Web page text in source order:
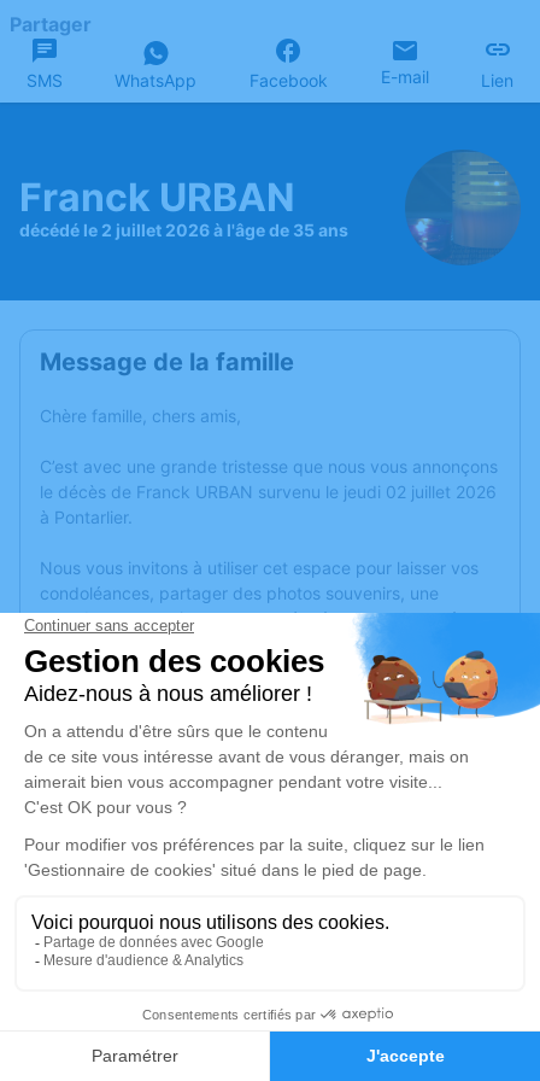
Faire-part Hommages
Partager
SMS WhatsApp Facebook E-mail Lien
Franck URBAN
décédé le 2 juillet 2026 à l'âge de 35 ans
Message de la famille
Chère famille, chers amis,
C’est avec une grande tristesse que nous vous annonçons
le décès de Franck URBAN survenu le jeudi 02 juillet 2026
à Pontarlier.
Nous vous invitons à utiliser cet espace pour laisser vos
condoléances, partager des photos souvenirs, une
anecdote ou exprimer vos pensées à travers des poèmes
ou des textes. Cet endroit est un lieu d'expression dédié à
honorer la mémoire de Franck URBAN.
Un service de plantation d’arbre hommage estdisponible
samedi 04 juillet 2026 à 10h30
Salle de Cérémonie du Funérarium du Gra
de Pontarlier